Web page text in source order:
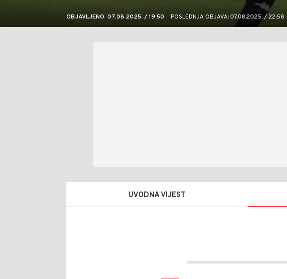
OBJAVLJENO: 07.08.2025. / 19:50 POSLEDNJA OBJAVA: 07.08.2025. / 22:58
UVODNA VIJEST